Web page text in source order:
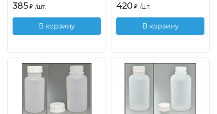
385 ₽ /шт.
В корзину
420 ₽ /шт.
В корзину